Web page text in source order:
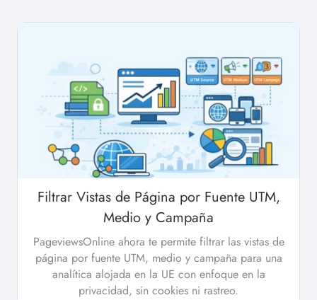
Filtrar Vistas de Página por Fuente UTM,
Medio y Campaña
PageviewsOnline ahora te permite filtrar las vistas de
página por fuente UTM, medio y campaña para una
analítica alojada en la UE con enfoque en la
privacidad, sin cookies ni rastreo.